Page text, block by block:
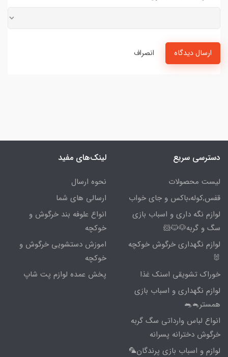
ارسال دیدگاه انصراف
دسترسی سریع
لیست محصولات
قفس,کوله،باکس و جای خواب
لوازم نگه داری و اسباب بازی
سگ و گربه🐶🐱🐹
لوازم نگهداری خرگوش خوکچه
🐰
خوراک تشویقی اسنک غذا
لوازم نگهداری و اسباب بازی
همستر🐁🐀
انواع لباس وارداتی سگ گربه
خرگوش دخترانه پسرانه
لوازم و اسباب بازی پرندگان🦜
لینک‌های مفید
نحوه ارسال
ارسالی های شما
انواع علوفه بند خرگوش و
خوکچه
اموزش دستشویی خرگوش و
خوکچه
پخش عمده لوازم پت شاپ